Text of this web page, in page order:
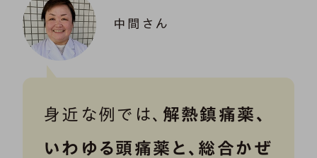
中間さん
身近な例では、 解熱鎮痛薬、
いわゆる頭痛薬と、総合かぜ